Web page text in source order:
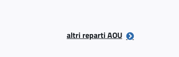
altri reparti AOU